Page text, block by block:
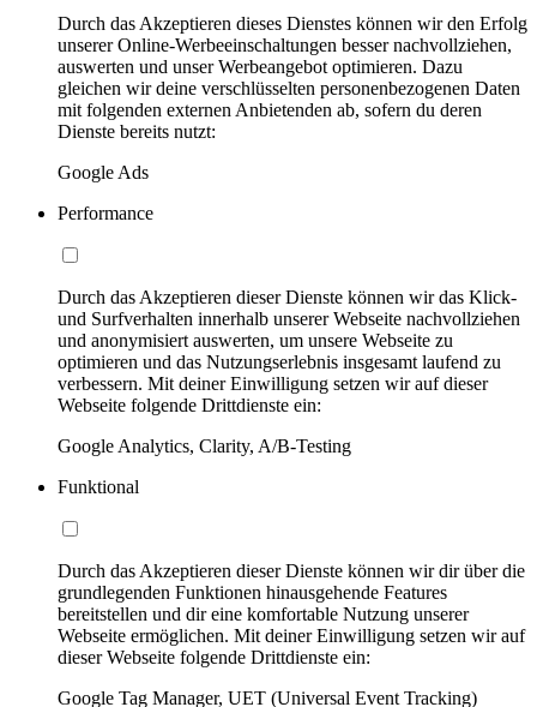
Durch das Akzeptieren dieses Dienstes können wir den Erfolg
unserer Online-Werbeeinschaltungen besser nachvollziehen,
auswerten und unser Werbeangebot optimieren. Dazu
gleichen wir deine verschlüsselten personenbezogenen Daten
mit folgenden externen Anbietenden ab, sofern du deren
Dienste bereits nutzt:
Google Ads
Performance
Durch das Akzeptieren dieser Dienste können wir das Klick-
und Surfverhalten innerhalb unserer Webseite nachvollziehen
und anonymisiert auswerten, um unsere Webseite zu
optimieren und das Nutzungserlebnis insgesamt laufend zu
verbessern. Mit deiner Einwilligung setzen wir auf dieser
Webseite folgende Drittdienste ein:
Google Analytics, Clarity, A/B-Testing
Funktional
Durch das Akzeptieren dieser Dienste können wir dir über die
grundlegenden Funktionen hinausgehende Features
bereitstellen und dir eine komfortable Nutzung unserer
Webseite ermöglichen. Mit deiner Einwilligung setzen wir auf
dieser Webseite folgende Drittdienste ein:
Google Tag Manager, UET (Universal Event Tracking)